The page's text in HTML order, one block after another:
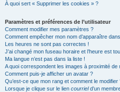
À quoi sert « Supprimer les cookies » ?
Paramètres et préférences de l’utilisateur
Comment modifier mes paramètres ?
Comment empêcher mon nom d’apparaître
Les heures ne sont pas correctes !
J’ai changé mon fuseau horaire et l’heure est
Ma langue n’est pas dans la liste !
A quoi correspondent les images à proximité de
Comment puis-je afficher un avatar ?
Qu’est-ce que mon rang et comment le modifier
Lorsque je clique sur le lien courrield’un